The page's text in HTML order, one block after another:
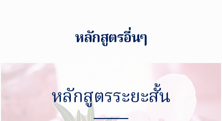
หลักสูตรอื่นๆ
หลักสูตรระยะสั้น